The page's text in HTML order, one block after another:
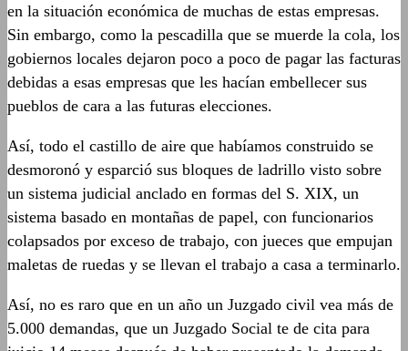
en la situación económica de muchas de estas empresas.
Sin embargo, como la pescadilla que se muerde la cola, los
gobiernos locales dejaron poco a poco de pagar las facturas
debidas a esas empresas que les hacían embellecer sus
pueblos de cara a las futuras elecciones.
Así, todo el castillo de aire que habíamos construido se
desmoronó y esparció sus bloques de ladrillo visto sobre
un sistema judicial anclado en formas del S. XIX, un
sistema basado en montañas de papel, con funcionarios
colapsados por exceso de trabajo, con jueces que empujan
maletas de ruedas y se llevan el trabajo a casa a terminarlo.
Así, no es raro que en un año un Juzgado civil vea más de
5.000 demandas, que un Juzgado Social te de cita para